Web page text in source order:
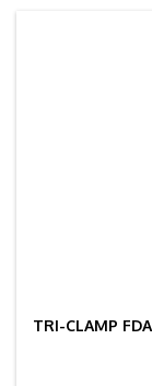
TRI-CLAMP